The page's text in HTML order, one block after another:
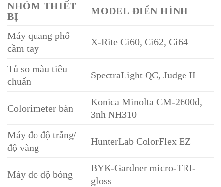
NHÓM THIẾT
BỊ
MODEL ĐIỂN HÌNH
Máy quang phổ
cầm tay
X-Rite Ci60, Ci62, Ci64
Tủ so màu tiêu
chuẩn
SpectraLight QC, Judge II
Colorimeter bàn
Konica Minolta CM-2600d,
3nh NH310
Máy đo độ trắng/
độ vàng
HunterLab ColorFlex EZ
Máy đo độ bóng
BYK-Gardner micro-TRI-
gloss